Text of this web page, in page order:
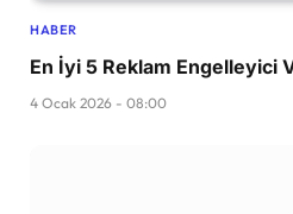
HABER
En İyi 5 Reklam Engelleyici
4 Ocak 2026 - 08:00